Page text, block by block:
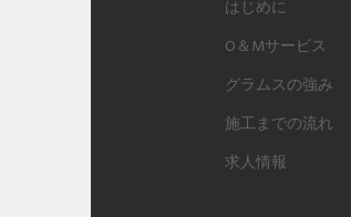
はじめに
O＆Mサービス
グラムスの強み
施工までの流れ
求人情報